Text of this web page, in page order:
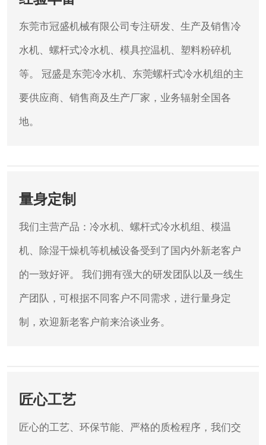
东莞市冠盛机械有限公司专注研发、生产及销售冷
水机、螺杆式冷水机、模具控温机、塑料粉碎机
等。 冠盛是东莞冷水机、东莞螺杆式冷水机组的主
要供应商、销售商及生产厂家，业务辐射全国各
地。
量身定制
我们主营产品：冷水机、螺杆式冷水机组、模温
机、除湿干燥机等机械设备受到了国内外新老客户
的一致好评。 我们拥有强大的研发团队以及一线生
产团队，可根据不同客户不同需求，进行量身定
制，欢迎新老客户前来洽谈业务。
匠心工艺
匠心的工艺、环保节能、严格的质检程序，我们交